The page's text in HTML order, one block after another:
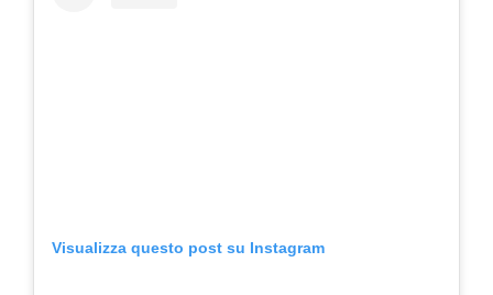
Visualizza questo post su Instagram